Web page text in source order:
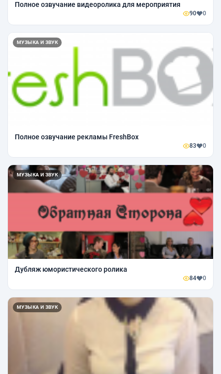
Полное озвучание видеоролика для мероприятия
90 0
МУЗЫКА И ЗВУК
Полное озвучание рекламы FreshBox
83 0
МУЗЫКА И ЗВУК
Дубляж юмористического ролика
84 0
МУЗЫКА И ЗВУК